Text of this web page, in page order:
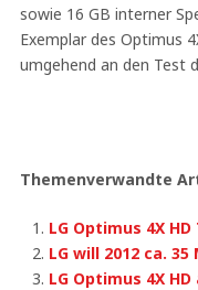
sowie 16 GB interner
Exemplar des Optimus
umgehend an den Test
Themenverwandte
LG Optimus 4X
LG will 2012 ca.
LG Optimus 4X